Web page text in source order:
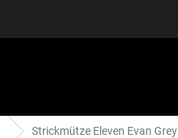
Strickmütze Eleven Evan Grey